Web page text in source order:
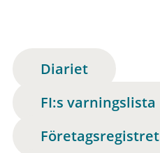
Diariet
FI:s varningslista
Företagsregistret